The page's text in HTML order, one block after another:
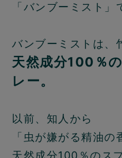
「バンブーミスト」
バンブーミストは、
天然成分100％
レー。
以前、知人から
「虫が嫌がる精油の